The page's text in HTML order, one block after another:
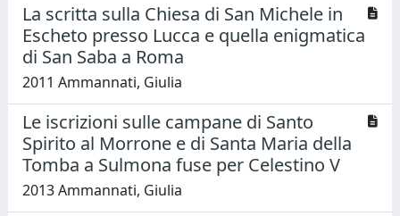
La scritta sulla Chiesa di San Michele in
Escheto presso Lucca e quella enigmatica
di San Saba a Roma
2011 Ammannati, Giulia
Le iscrizioni sulle campane di Santo
Spirito al Morrone e di Santa Maria della
Tomba a Sulmona fuse per Celestino V
2013 Ammannati, Giulia